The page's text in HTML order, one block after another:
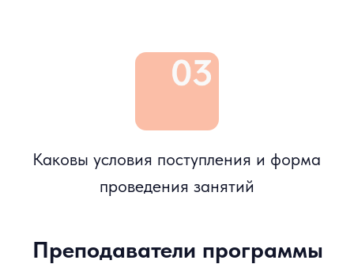
фондового рынка (НАУФОР), Вице-
президент по деятельности отрасли